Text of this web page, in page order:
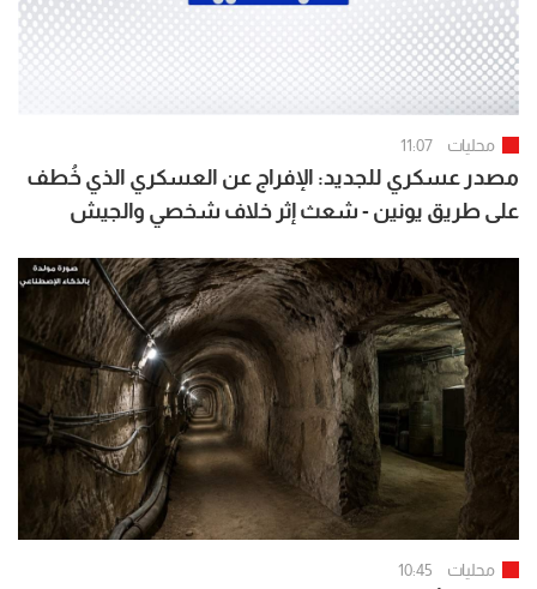
محليات 11:07
مصدر عسكري للجديد: الإفراج عن العسكري الذي خُطف
على طريق يونين - شعث إثر خلاف شخصي والجيش
محليات 10:45